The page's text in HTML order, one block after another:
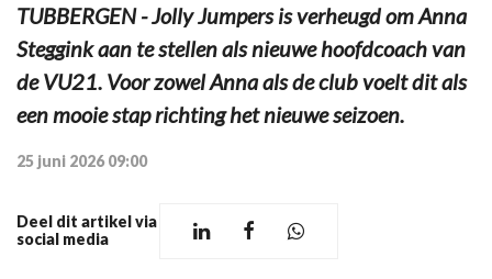
TUBBERGEN - Jolly Jumpers is verheugd om Anna
Steggink aan te stellen als nieuwe hoofdcoach van
de VU21. Voor zowel Anna als de club voelt dit als
een mooie stap richting het nieuwe seizoen.
25 juni 2026 09:00
Deel dit artikel via
social media